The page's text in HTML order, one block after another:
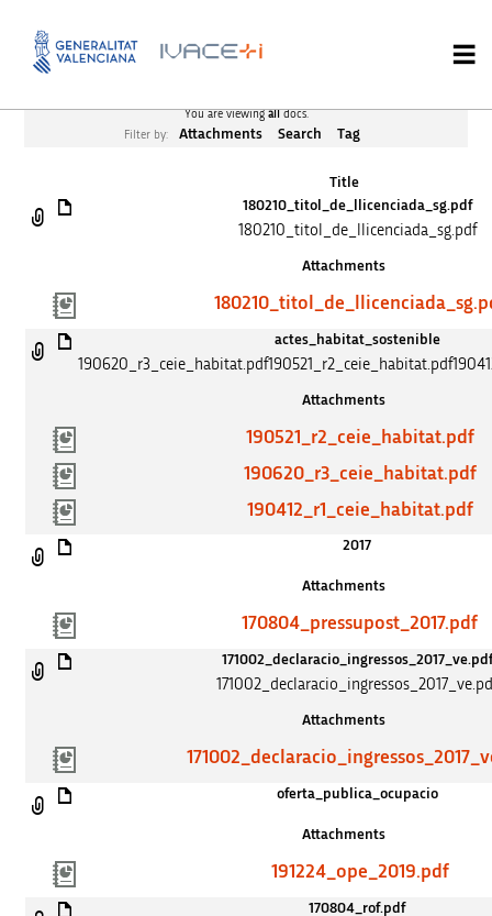
You are viewing all
docs.
Filter by:
Attachments Search Tag
Title
180210_titol_de_llicenciada_sg.pdf
180210_titol_de_llicenciada_sg.pdf
Attachments
actes_habitat_sostenible
Attachments
190521_r2_ceie_habitat.pdf
190620_r3_ceie_habitat.pdf
190412_r1_ceie_habitat.pdf
2017
Attachments
170804_pressupost_2017.pdf
171002_declaracio_ingressos_2017_ve.pdf
Attachments
oferta_publica_ocupacio
Attachments
191224_ope_2019.pdf
170804_rof.pdf